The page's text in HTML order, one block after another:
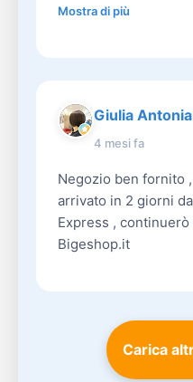
Mostra di più
Giulia Antonia
4 mesi fa
Negozio ben fornito
arrivato in 2 giorni
Express ,
Bigeshop.it
Carica